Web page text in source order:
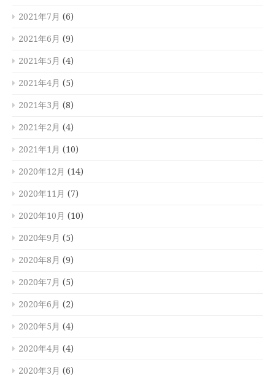
2021年7月 (6)
2021年6月 (9)
2021年5月 (4)
2021年4月 (5)
2021年3月 (8)
2021年2月 (4)
2021年1月 (10)
2020年12月 (14)
2020年11月 (7)
2020年10月 (10)
2020年9月 (5)
2020年8月 (9)
2020年7月 (5)
2020年6月 (2)
2020年5月 (4)
2020年4月 (4)
2020年3月 (6)